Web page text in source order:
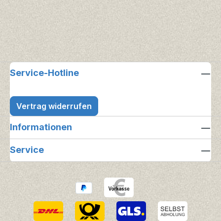
Service-Hotline
Vertrag widerrufen
Informationen
Service